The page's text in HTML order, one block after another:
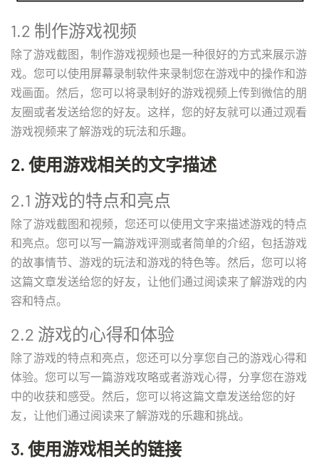
1.2 制作游戏视频
除了游戏截图，制作游戏视频也是一种很好的方式来展示游
戏。您可以使用屏幕录制软件来录制您在游戏中的操作和游
戏画面。然后，您可以将录制好的游戏视频上传到微信的朋
友圈或者发送给您的好友。这样，您的好友就可以通过观看
游戏视频来了解游戏的玩法和乐趣。
2. 使用游戏相关的文字描述
2.1 游戏的特点和亮点
除了游戏截图和视频，您还可以使用文字来描述游戏的特点
和亮点。您可以写一篇游戏评测或者简单的介绍，包括游戏
的故事情节、游戏的玩法和游戏的特色等。然后，您可以将
这篇文章发送给您的好友，让他们通过阅读来了解游戏的内
容和特点。
2.2 游戏的心得和体验
除了游戏的特点和亮点，您还可以分享您自己的游戏心得和
体验。您可以写一篇游戏攻略或者游戏心得，分享您在游戏
中的收获和感受。然后，您可以将这篇文章发送给您的好
友，让他们通过阅读来了解游戏的乐趣和挑战。
3. 使用游戏相关的链接